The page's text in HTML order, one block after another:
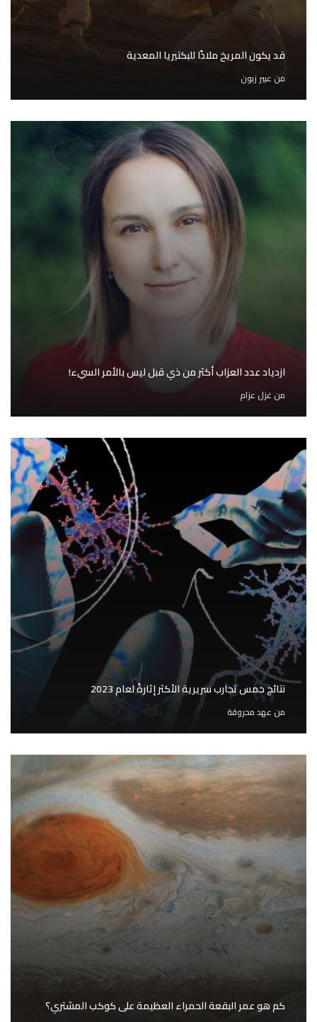
قد يكون المريخ ملاذًا للبكتيريا المعدية
من عبير زبون
ازدياد عدد العزاب أكثر من ذي قبل ليس بالأمر السيء!
من غزل عزام
نتائج خمس تجارب سريرية الأكثر إثارةً لعام 2023
من عهد محروقة
كم هو عمر البقعة الحمراء العظيمة على كوكب المشتري؟